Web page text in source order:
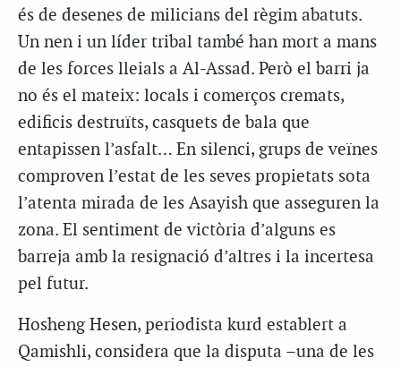
és de desenes de milicians del règim abatuts.
Un nen i un líder tribal també han mort a mans
de les forces lleials a Al-Assad. Però el barri ja
no és el mateix: locals i comerços cremats,
edificis destruïts, casquets de bala que
entapissen l’asfalt… En silenci, grups de veïnes
comproven l’estat de les seves propietats sota
l’atenta mirada de les Asayish que asseguren la
zona. El sentiment de victòria d’alguns es
barreja amb la resignació d’altres i la incertesa
pel futur.
Hosheng Hesen, periodista kurd establert a
Qamishli, considera que la disputa –una de les